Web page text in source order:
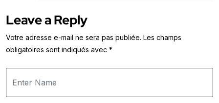
Leave a Reply
Votre adresse e-mail ne sera pas publiée. Les champs
obligatoires sont indiqués avec *